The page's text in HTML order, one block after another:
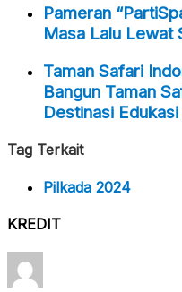
Pameran
Masa Lalu Lewat
Taman Safari
Bangun Taman
Destinasi
Tag Terkait
Pilkada 2024
KREDIT